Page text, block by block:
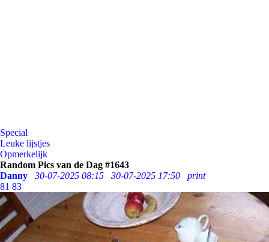
Special
Leuke lijstjes
Opmerkelijk
Random Pics van de Dag #1643
Danny
30-07-2025 08:15 30-07-2025 17:50
print
81 83